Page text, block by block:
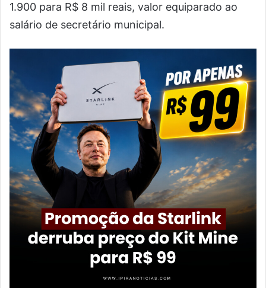
1.900 para R$ 8 mil reais, valor equiparado ao
salário de secretário municipal.